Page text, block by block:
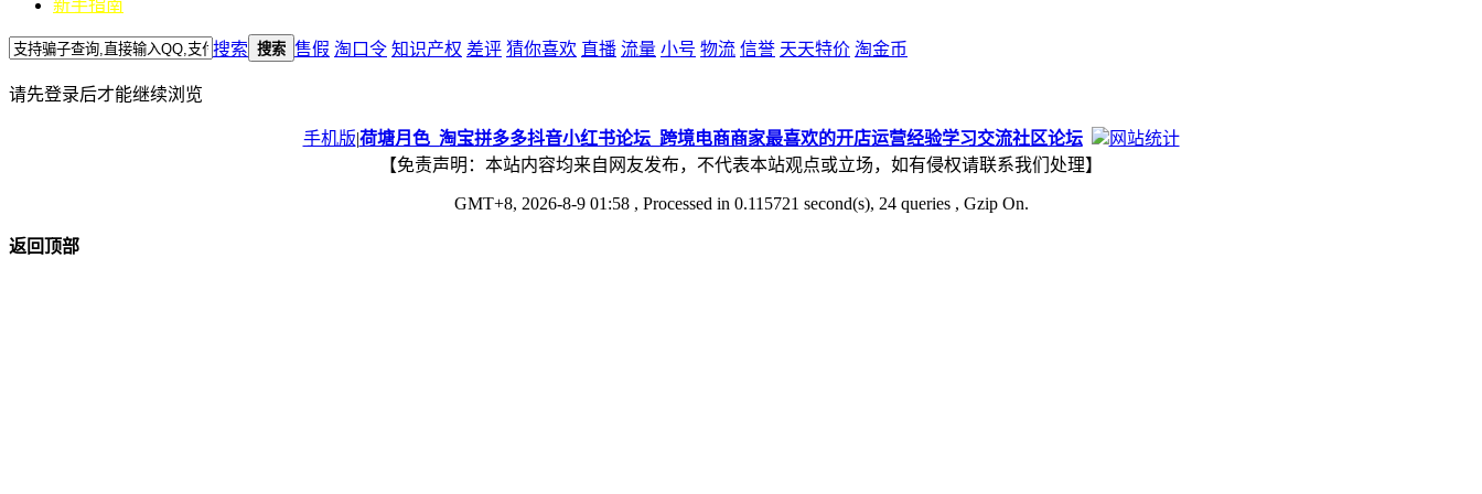
新手指南
搜索 搜索 售假 淘口令 知识产权 差评 猜你喜欢 直播 流量 小号 物流 信誉 天天特价 淘金币
请先登录后才能继续浏览
手机版|荷塘月色_淘宝拼多多抖音小红书论坛_跨境电商商家最喜欢的开店运营经验学习交流社区论坛
网站统计
【免责声明：本站内容均来自网友发布，不代表本站观点或立场，如有侵权请联系我们处理】
GMT+8, 2026-8-9 01:58, Processed in 0.115721 second(s), 24 queries , Gzip On.
返回顶部